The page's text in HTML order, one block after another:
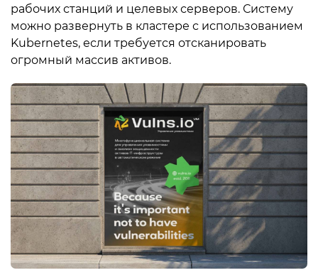
рабочих станций и целевых серверов. Систему
можно развернуть в кластере с использованием
Kubernetes, если требуется отсканировать
огромный массив активов.